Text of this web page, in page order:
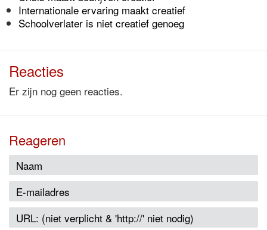
Internationale ervaring maakt creatief
Schoolverlater is niet creatief genoeg
Reacties
Er zijn nog geen reacties.
Reageren